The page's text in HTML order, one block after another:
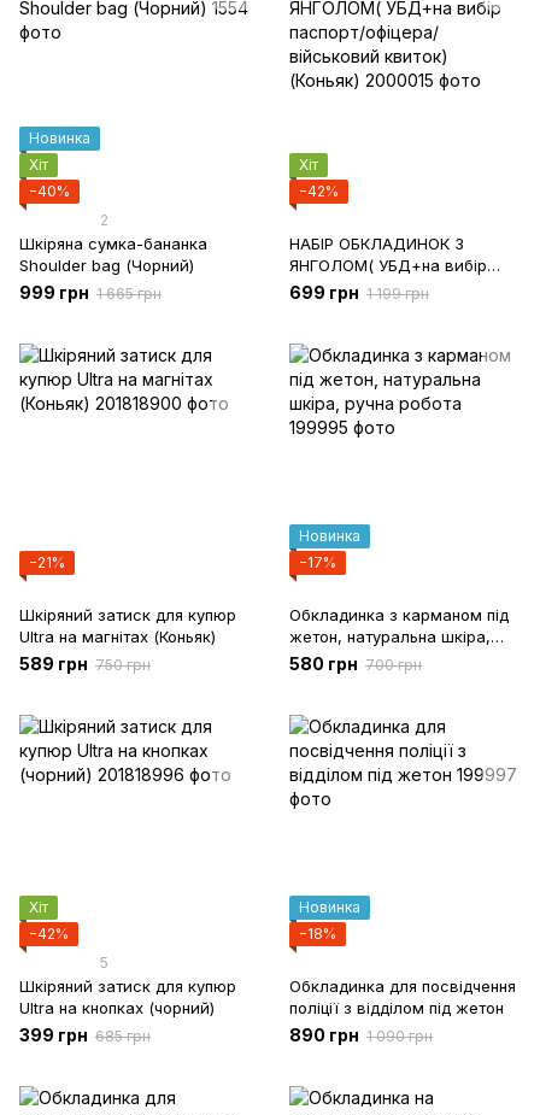
Новинка
Хіт
−40%
2
Шкіряна сумка-бананка
Shoulder bag (Чорний)
999 грн 1 665 грн
Хіт
−42%
НАБІР ОБКЛАДИНОК З
ЯНГОЛОМ( УБД+на вибір
паспорт/офіцера/військовий
квиток) (Коньяк)
699 грн 1 199 грн
−21%
Шкіряний затиск для купюр
Ultra на магнітах (Коньяк)
589 грн 750 грн
Новинка
−17%
Обкладинка з карманом під
жетон, натуральна шкіра,
ручна робота
580 грн 700 грн
Хіт
−42%
5
Шкіряний затиск для купюр
Ultra на кнопках (чорний)
399 грн 685 грн
Новинка
−18%
Обкладинка для посвідчення
поліції з відділом під жетон
890 грн 1 090 грн